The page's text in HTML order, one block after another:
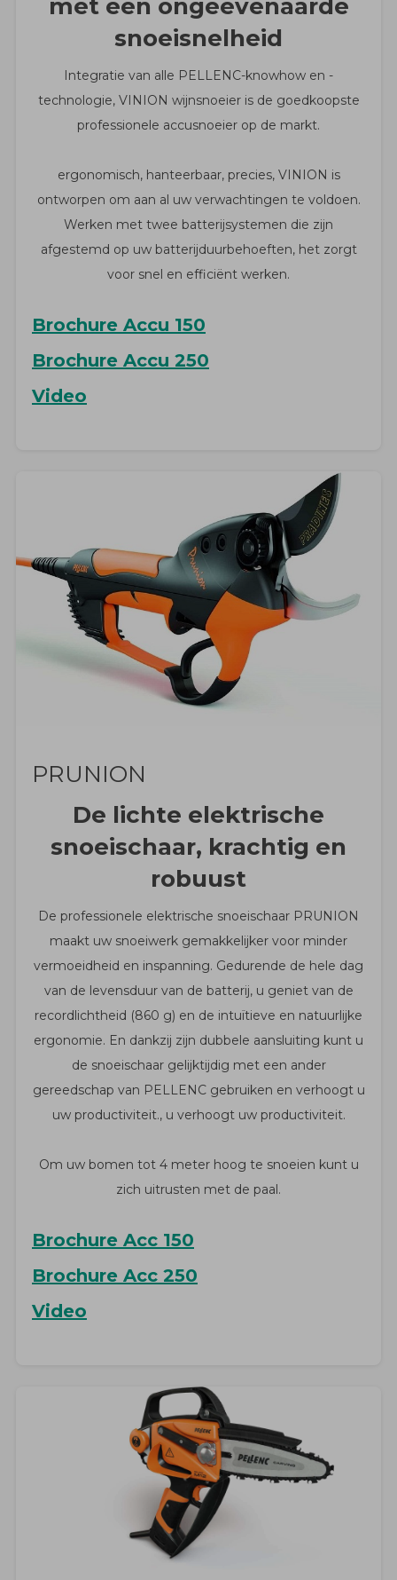
met een ongeëvenaarde
snoeisnelheid
Integratie van alle PELLENC-knowhow en -
technologie, VINION wijnsnoeier is de goedkoopste
professionele accusnoeier op de markt.
ergonomisch, hanteerbaar, precies, VINION is
ontworpen om aan al uw verwachtingen te voldoen.
Werken met twee batterijsystemen die zijn
afgestemd op uw batterijduurbehoeften, het zorgt
voor snel en efficiënt werken.
Brochure Accu 150
Brochure Accu 250
Video
PRUNION
De lichte elektrische
snoeischaar, krachtig en
robuust
De professionele elektrische snoeischaar PRUNION
maakt uw snoeiwerk gemakkelijker voor minder
vermoeidheid en inspanning. Gedurende de hele dag
van de levensduur van de batterij, u geniet van de
recordlichtheid (860 g) en de intuïtieve en natuurlijke
ergonomie. En dankzij zijn dubbele aansluiting kunt u
de snoeischaar gelijktijdig met een ander
gereedschap van PELLENC gebruiken en verhoogt u
uw productiviteit., u verhoogt uw productiviteit.
Om uw bomen tot 4 meter hoog te snoeien kunt u
zich uitrusten met de paal.
Brochure Acc 150
Brochure Acc 250
Video